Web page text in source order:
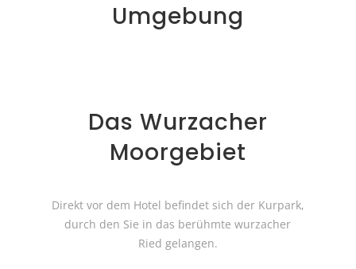
Umgebung
Das Wurzacher
Moorgebiet
Direkt vor dem Hotel befindet sich der Kurpark,
durch den Sie in das berühmte wurzacher
Ried gelangen.